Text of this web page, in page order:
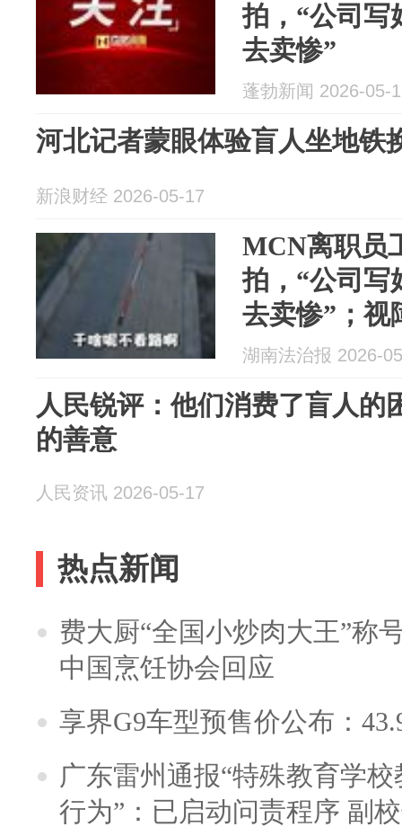
拍，“公司写
去卖惨”
蓬勃新闻 2026-05-
河北记者蒙眼体验盲人坐地铁
新浪财经 2026-05-17
MCN离职员
拍，“公司写
去卖惨”；视
里有人曾收
湖南法治报 2026-
人民锐评：他们消费了盲人的
的善意
人民资讯 2026-05-17
热点新闻
费大厨“全国小炒肉大王”称
中国烹饪协会回应
享界G9车型预售价公布：
广东雷州通报“特殊教育学
行为”：已启动问责程序 副